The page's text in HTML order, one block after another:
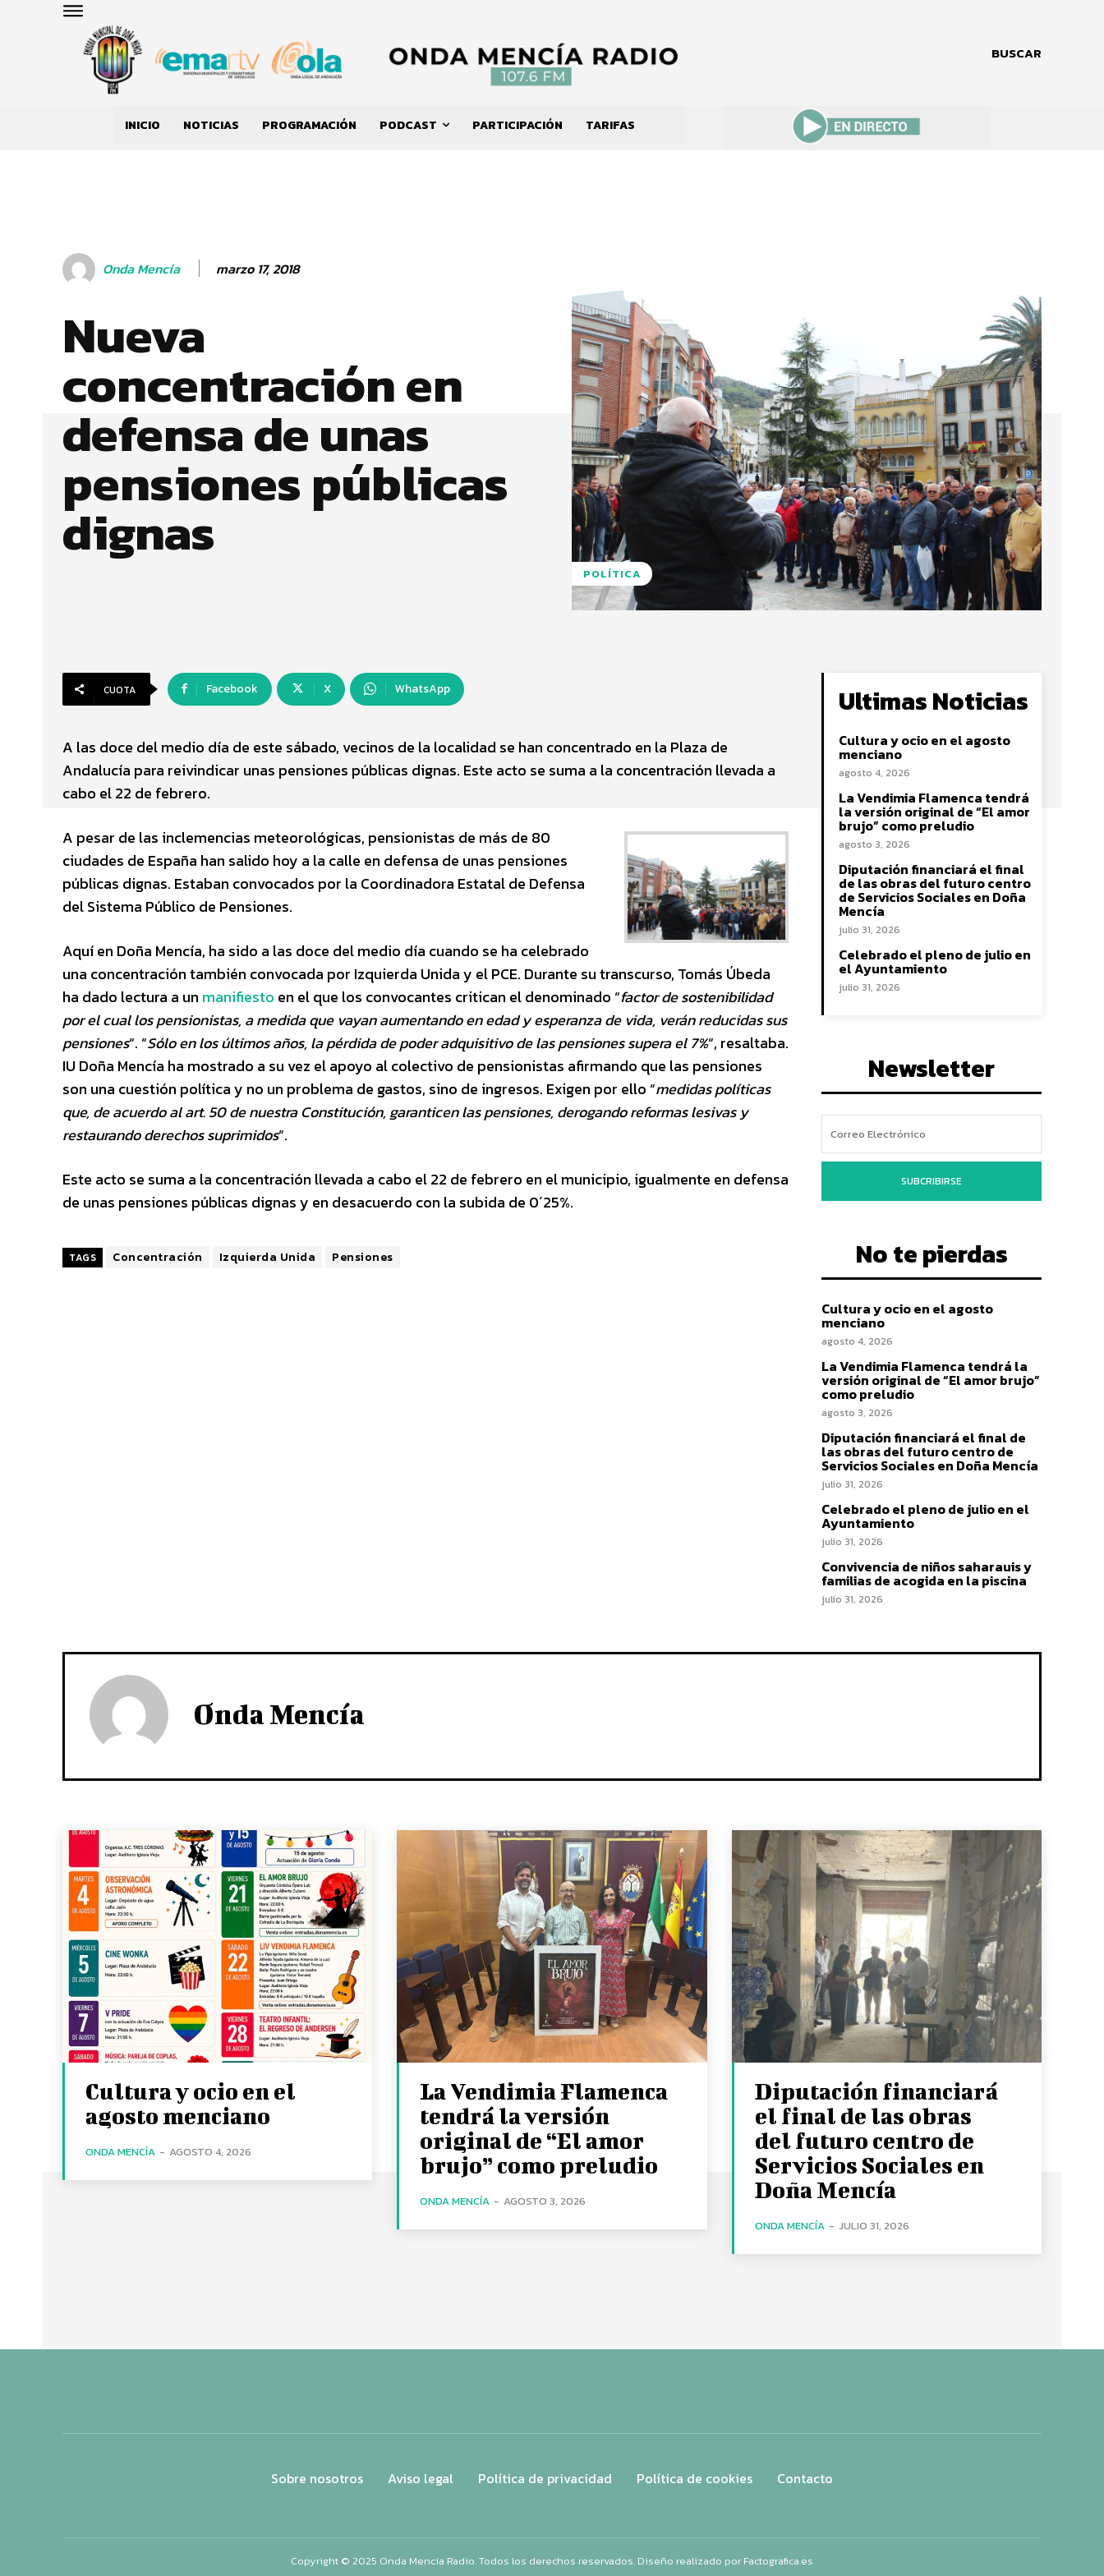
BUSCAR
INICIO NOTICIAS PROGRAMACIÓN PODCAST PARTICIPACIÓN TARIFAS
Onda Mencía marzo 17, 2018
Nueva
concentración en
defensa de unas
pensiones públicas
dignas
POLÍTICA
CUOTA Facebook X WhatsApp
A las doce del medio día de este sábado, vecinos de la localidad se han concentrado en la Plaza de
Andalucía para reivindicar unas pensiones públicas dignas. Este acto se suma a la concentración llevada a
cabo el 22 de febrero.
A pesar de las inclemencias meteorológicas, pensionistas de más de 80
ciudades de España han salido hoy a la calle en defensa de unas pensiones
públicas dignas. Estaban convocados por la Coordinadora Estatal de Defensa
del Sistema Público de Pensiones.
Aquí en Doña Mencía, ha sido a las doce del medio día cuando se ha celebrado
una concentración también convocada por Izquierda Unida y el PCE. Durante su transcurso, Tomás Úbeda
ha dado lectura a un manifiesto en el que los convocantes critican el denominado “factor de sostenibilidad
por el cual los pensionistas, a medida que vayan aumentando en edad y esperanza de vida, verán reducidas sus
pensiones“. “Sólo en los últimos años, la pérdida de poder adquisitivo de las pensiones supera el 7%“, resaltaba.
IU Doña Mencía ha mostrado a su vez el apoyo al colectivo de pensionistas afirmando que las pensiones
son una cuestión política y no un problema de gastos, sino de ingresos. Exigen por ello “medidas políticas
que, de acuerdo al art. 50 de nuestra Constitución, garanticen las pensiones, derogando reformas lesivas y
restaurando derechos suprimidos“.
Este acto se suma a la concentración llevada a cabo el 22 de febrero en el municipio, igualmente en defensa
de unas pensiones públicas dignas y en desacuerdo con la subida de 0´25%.
TAGS Concentración Izquierda Unida Pensiones
Ultimas Noticias
Cultura y ocio en el agosto
menciano
agosto 4, 2026
La Vendimia Flamenca tendrá
la versión original de “El amor
brujo” como preludio
agosto 3, 2026
Diputación financiará el final
de las obras del futuro centro
de Servicios Sociales en Doña
Mencía
julio 31, 2026
Celebrado el pleno de julio en
el Ayuntamiento
julio 31, 2026
Newsletter
SUBCRIBIRSE
No te pierdas
Cultura y ocio en el agosto
menciano
agosto 4, 2026
La Vendimia Flamenca tendrá la
versión original de “El amor brujo”
como preludio
agosto 3, 2026
Diputación financiará el final de
las obras del futuro centro de
Servicios Sociales en Doña Mencía
julio 31, 2026
Celebrado el pleno de julio en el
Ayuntamiento
julio 31, 2026
Convivencia de niños saharauis y
familias de acogida en la piscina
julio 31, 2026
Onda Mencía
Cultura y ocio en el
agosto menciano
ONDA MENCÍA - AGOSTO 4, 2026
La Vendimia Flamenca
tendrá la versión
original de “El amor
brujo” como preludio
ONDA MENCÍA - AGOSTO 3, 2026
Diputación financiará
el final de las obras
del futuro centro de
Servicios Sociales en
Doña Mencía
ONDA MENCÍA - JULIO 31, 2026
Sobre nosotros Aviso legal Política de privacidad Política de cookies Contacto
Copyright © 2025 Onda Mencía Radio. Todos los derechos reservados. Diseño realizado por Factografica.es